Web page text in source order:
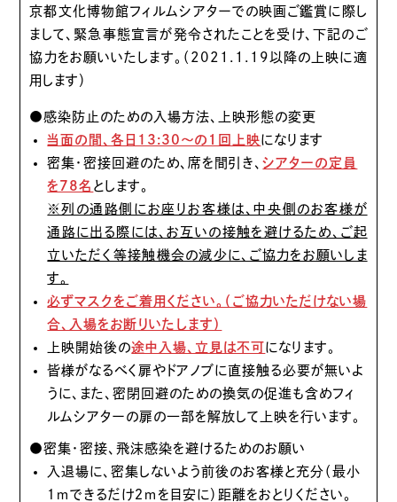
京都文化博物館フィルムシアターでの映画ご鑑賞に際し
まして、緊急事態宣言が発令されたことを受け、下記のご
協力をお願いいたします。（2021.1.19以降の上映に適
用します）
●感染防止のための入場方法、上映形態の変更
当面の間、各日13:30〜の１回上映になります
密集・密接回避のため、席を間引き、シアターの定員
を78名 とします。
※列の通路側にお座りお客様は、中央側のお客様が
通路に出る際には、お互いの接触を避けるため、ご起
立いただく等接触機会の減少に、ご協力をお願いしま
す。
必ずマスクをご着用ください。（ご協力いただけない場
合、入場をお断りいたします）
上映開始後の途中入場、立見は不可になります。
皆様がなるべく扉やドアノブに直接触る必要が無いよ
うに、また、密閉回避のための換気の促進も含めフィ
ルムシアターの扉の一部を解放して上映を行います。
●密集・密接、飛沫感染を避けるためのお願い
入退場に、密集しないよう前後のお客様と充分（最小
１ｍできるだけ２ｍを目安に）距離をおとりください。